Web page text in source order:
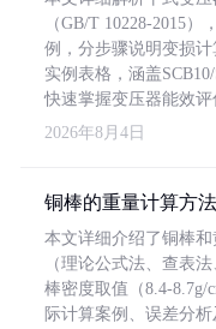
（GB/T 10228-2015
例，分步骤说明变损
实例表格，涵盖
快速掌握变压器能效评
2026年8月4日
铜棒的重量计算方
本文详细介绍了铜棒
（理论公式法、查表
棒密度取值（8.4-8.7g/
际计算案例、误差分